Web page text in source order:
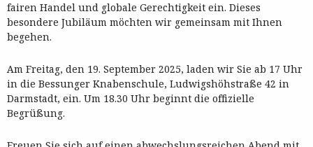
fairen Handel und globale Gerechtigkeit ein. Dieses
besondere Jubiläum möchten wir gemeinsam mit Ihnen
begehen.
Am Freitag, den 19. September 2025, laden wir Sie ab 17 Uhr
in die Bessunger Knabenschule, Ludwigshöhstraße 42 in
Darmstadt, ein. Um 18.30 Uhr beginnt die offizielle
Begrüßung.